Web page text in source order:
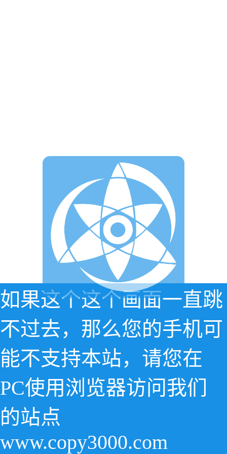
如果这个这个画面一直跳
不过去，那么您的手机可
能不支持本站，请您在
PC使用浏览器访问我们
的站点
www.copy3000.com